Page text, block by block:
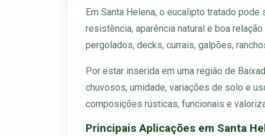
Em Santa Helena, o eucalipto tratado
resistência, aparência natural e boa
pergolados, decks, currais, galpões,
Por estar inserida em uma região de
chuvosos, umidade, variações de solo e
composições rústicas, funcionais e
Principais Aplicações em Santa